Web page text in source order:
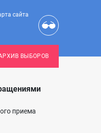
сайта
ВЫБОРОВ
приема